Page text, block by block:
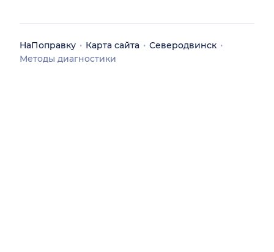
НаПоправку Карта сайта
Северодвинск
Методы диагностики